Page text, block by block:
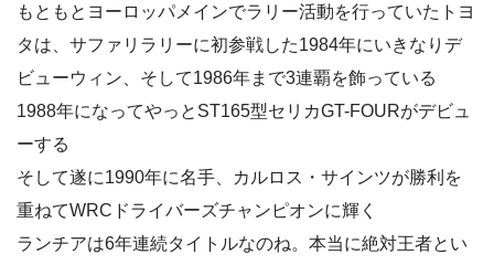
もともとヨーロッパメインでラリー活動を行っていたトヨ
タは、サファリラリーに初参戦した1984年にいきなりデ
ビューウィン、そして1986年まで3連覇を飾っている
1988年になってやっとST165型セリカGT-FOURがデビュ
ーする
そして遂に1990年に名手、カルロス・サインツが勝利を
重ねてWRCドライバーズチャンピオンに輝く
ランチアは6年連続タイトルなのね。本当に絶対王者とい